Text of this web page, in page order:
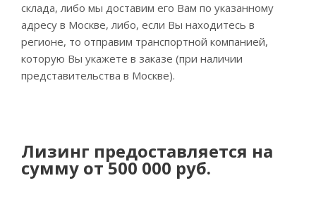
склада, либо мы доставим его Вам по указанному
адресу в Москве, либо, если Вы находитесь в
регионе, то отправим транспортной компанией,
которую Вы укажете в заказе (при наличии
представительства в Москве).
Лизинг предоставляется на
сумму от 500 000 руб.